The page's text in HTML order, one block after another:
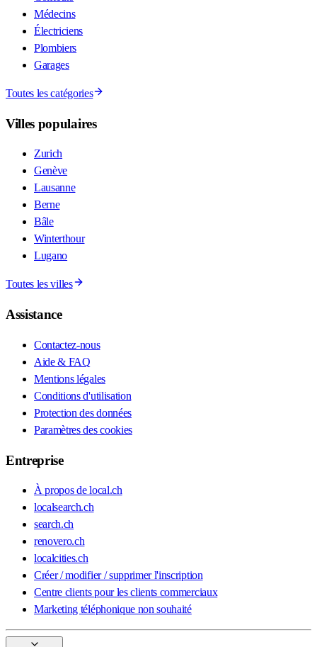
Médecins
Électriciens
Plombiers
Garages
Toutes les catégories
Villes populaires
Zurich
Genève
Lausanne
Berne
Bâle
Winterthour
Lugano
Toutes les villes
Assistance
Contactez-nous
Aide & FAQ
Mentions légales
Conditions d'utilisation
Protection des données
Paramètres des cookies
Entreprise
À propos de local.ch
localsearch.ch
search.ch
renovero.ch
localcities.ch
Créer / modifier / supprimer l'inscription
Centre clients pour les clients commerciaux
Marketing téléphonique non souhaité